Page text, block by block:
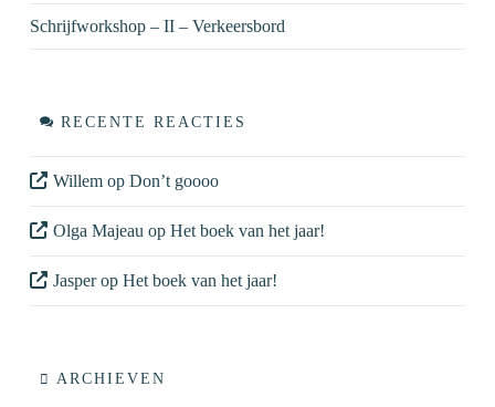
Schrijfworkshop – II – Verkeersbord
RECENTE REACTIES
Willemop Don’t goooo
Olga Majeau op Het boek van het jaar!
Jasperop Het boek van het jaar!
ARCHIEVEN